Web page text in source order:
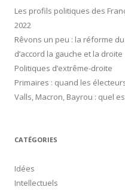
r
c
h
e
r
:
Les profils politiques des
2022
Rêvons un peu : la réforme
d’accord la gauche et la droite
Politiques d’extrême-droite
Primaires : quand les
Valls, Macron, Bayrou : quel
CATÉGORIES
Idées
Intellectuels